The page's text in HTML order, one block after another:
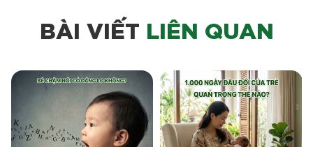
BÀI VIẾT LIÊN QUAN